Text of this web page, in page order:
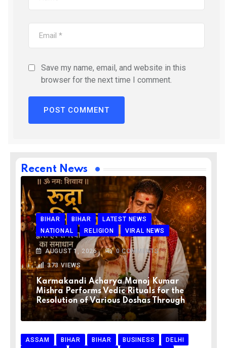
Save my name, email, and website in this
browser for the next time I comment.
Recent News
BIHAR BIHAR
LATEST NEWS
NATIONAL
RELIGION VIRAL NEWS
AUGUST 1, 2026 0COMMENTS
373VIEWS
Karmakandi Acharya Manoj Kumar
Mishra Performs Vedic Rituals for the
Resolution of Various Doshas Through
ASSAM BIHAR BIHAR BUSINESS DELHI